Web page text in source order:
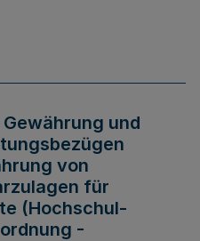
und
von
für
(Hochschul-
-